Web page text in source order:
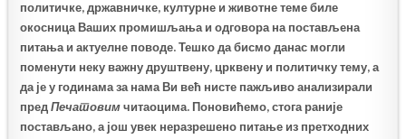
политичке, државничке, културне и животне теме биле
окосница Ваших промишљања и одговора на постављена
питања и актуелне поводе. Тешко да бисмо данас могли
поменути неку важну друштвену, црквену и политичку тему, а
да је у годинама за нама Ви већ нисте пажљиво анализирали
предПечатовим читаоцима. Поновићемо, стога раније
постављано, а још увек неразрешено питање из претходних